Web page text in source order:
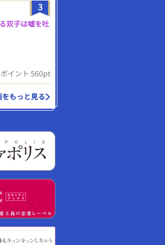
3
双子は嘘を吐
イント 560pt
もっと見る